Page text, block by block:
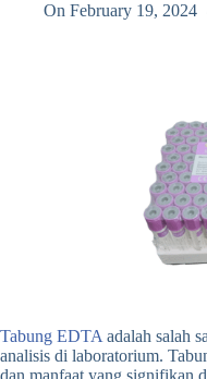
On February 19, 2024
Tabung EDTA adalah salah
analisis di laboratorium.
dan manfaat yang signifikan